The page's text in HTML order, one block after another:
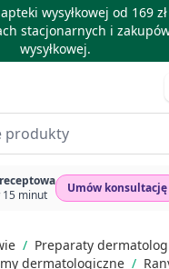
wysyłkowej od 169
stacjonarnych i
wysyłkowej.
15 minut
Umów konsultację
/ Preparaty
dermatologiczne /